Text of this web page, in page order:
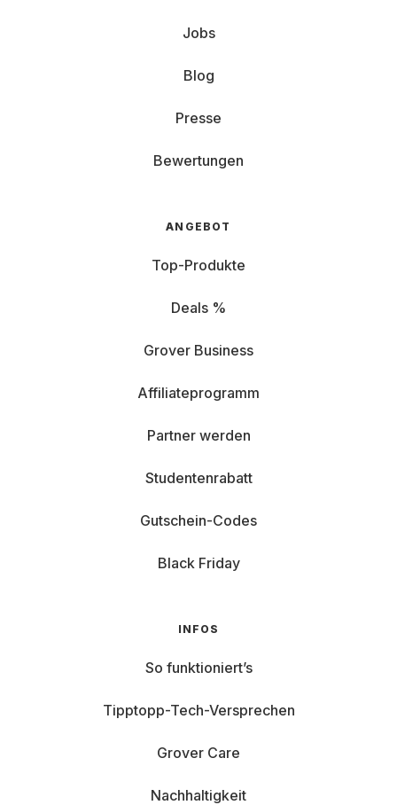
Jobs
Blog
Presse
Bewertungen
ANGEBOT
Top-Produkte
Deals %
Grover Business
Affiliateprogramm
Partner werden
Studentenrabatt
Gutschein-Codes
Black Friday
INFOS
So funktioniert’s
Tipptopp-Tech-Versprechen
Grover Care
Nachhaltigkeit